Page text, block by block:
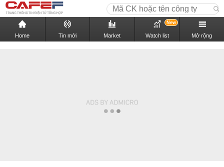
Home Tin mới Market Watch list
New
Mở rộng